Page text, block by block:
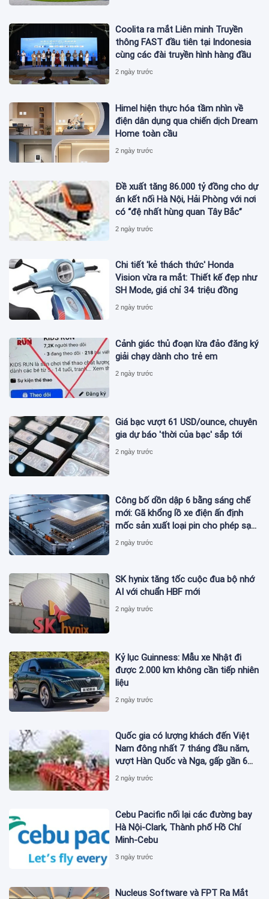
Coolita ra mắt Liên minh Truyền
thông FAST đầu tiên tại Indonesia
cùng các đài truyền hình hàng đầu
2 ngày trước
Himel hiện thực hóa tầm nhìn về
điện dân dụng qua chiến dịch Dream
Home toàn cầu
2 ngày trước
Đề xuất tăng 86.000 tỷ đồng cho dự
án kết nối Hà Nội, Hải Phòng với nơi
có “đệ nhất hùng quan Tây Bắc”
2 ngày trước
Chi tiết 'kẻ thách thức' Honda
Vision vừa ra mắt: Thiết kế đẹp như
SH Mode, giá chỉ 34 triệu đồng
2 ngày trước
Cảnh giác thủ đoạn lừa đảo đăng ký
giải chạy dành cho trẻ em
2 ngày trước
Giá bạc vượt 61 USD/ounce, chuyên
gia dự báo 'thời của bạc' sắp tới
2 ngày trước
Công bố dồn dập 6 bằng sáng chế
mới: Gã khổng lồ xe điện ấn định
mốc sản xuất loại pin cho phép sạc
1 lần đi từ Hà Nội đến TP.HCM
2 ngày trước
SK hynix tăng tốc cuộc đua bộ nhớ
AI với chuẩn HBF mới
2 ngày trước
Kỷ lục Guinness: Mẫu xe Nhật đi
được 2.000 km không cần tiếp nhiên
liệu
2 ngày trước
Quốc gia có lượng khách đến Việt
Nam đông nhất 7 tháng đầu năm,
vượt Hàn Quốc và Nga, gấp gần 6
lần Ấn Độ
2 ngày trước
Cebu Pacific nối lại các đường bay
Hà Nội-Clark, Thành phố Hồ Chí
Minh-Cebu
3 ngày trước
Nucleus Software và FPT Ra Mắt